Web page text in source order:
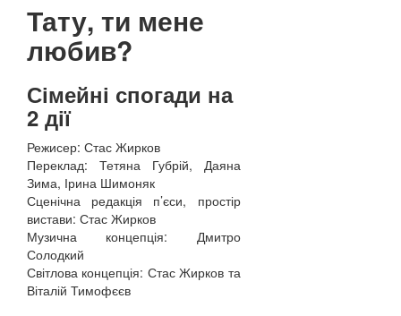
Тату, ти мене
любив?
Сімейні спогади на
2 дії
Режисер: Стас Жирков
Переклад: Тетяна Губрій, Даяна
Зима, Ірина Шимоняк
Сценічна редакція п’єси, простір
вистави: Стас Жирков
Музична концепція: Дмитро
Солодкий
Світлова концепція: Стас Жирков та
Віталій Тимофєєв